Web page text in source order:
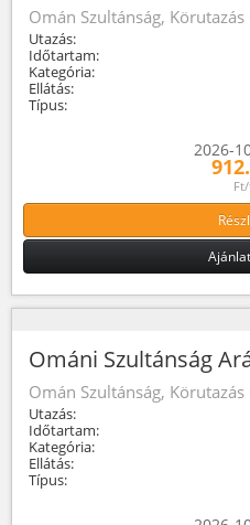
Omán Szultánság,
Utazás:
Időtartam:
Kategória:
Ellátás:
Típus:
2026-
Ománi Szultánság
Omán Szultánság,
Utazás:
Időtartam:
Kategória:
Ellátás:
Típus: